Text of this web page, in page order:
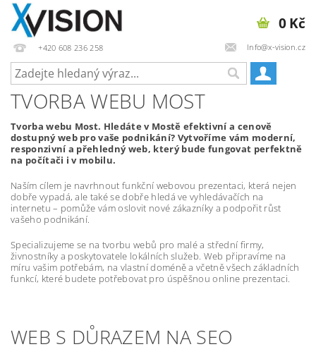
+420 608 236 258 Info@x-vision.cz
0 Kč
TVORBA WEBU MOST
Tvorba webu Most. Hledáte v Mostě efektivní a cenově
dostupný web pro vaše podnikání? Vytvoříme vám moderní,
responzivní a přehledný web, který bude fungovat perfektně
na počítači i v mobilu.
Naším cílem je navrhnout funkční webovou prezentaci, která nejen
dobře vypadá, ale také se dobře hledá ve vyhledávačích na
internetu – pomůže vám oslovit nové zákazníky a podpořit růst
vašeho podnikání.
Specializujeme se na tvorbu webů pro malé a střední firmy,
živnostníky a poskytovatele lokálních služeb. Web připravíme na
míru vašim potřebám, na vlastní doméně a včetně všech základních
funkcí, které budete potřebovat pro úspěšnou online prezentaci.
WEB S DŮRAZEM NA SEO